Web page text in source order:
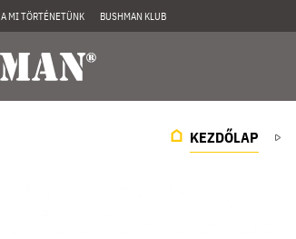
A MI TÖRTÉNETÜNK BUSHMAN KLUB
KEZDŐLAP